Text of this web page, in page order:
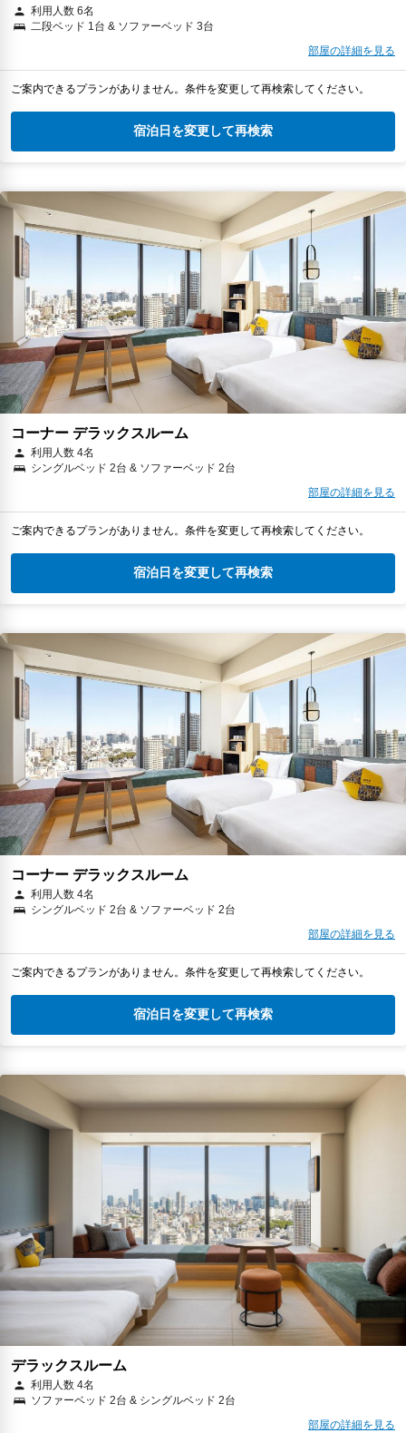
利用人数 6名
二段ベッド 1台 & ソファーベッド 3台
部屋の詳細を見る
ご案内できるプランがありません。条件を変更して再検索してください。
宿泊日を変更して再検索
コーナー デラックスルーム
利用人数 4名
シングルベッド 2台 & ソファーベッド 2台
部屋の詳細を見る
ご案内できるプランがありません。条件を変更して再検索してください。
宿泊日を変更して再検索
コーナー デラックスルーム
利用人数 4名
シングルベッド 2台 & ソファーベッド 2台
部屋の詳細を見る
ご案内できるプランがありません。条件を変更して再検索してください。
宿泊日を変更して再検索
デラックスルーム
利用人数 4名
ソファーベッド 2台 & シングルベッド 2台
部屋の詳細を見る